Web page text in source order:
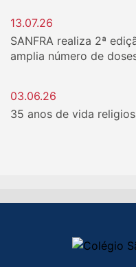
13.07.26
SANFRA realiza 2ª
amplia número de
03.06.26
35 anos de vida